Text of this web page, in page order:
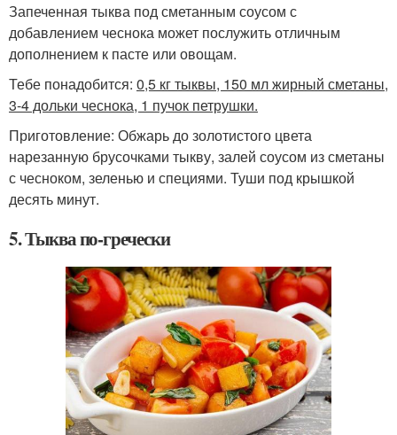
Запеченная тыква под сметанным соусом с
добавлением чеснока может послужить отличным
дополнением к пасте или овощам.
Тебе понадобится: 0,5 кг тыквы, 150 мл жирный сметаны,
3-4 дольки чеснока, 1 пучок петрушки.
Приготовление: Обжарь до золотистого цвета
нарезанную брусочками тыкву, залей соусом из сметаны
с чесноком, зеленью и специями. Туши под крышкой
десять минут.
5. Тыква по-гречески